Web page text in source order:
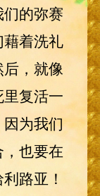
的弥赛
着洗礼
，就像
复活一
为我们
也要在
路亚！